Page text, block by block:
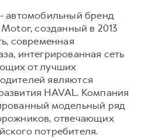
автомобильный бренд
созданный в 2013
современная
интегрированная сеть
от лучших
являются
HAVAL. Компания
модельный ряд
отвечающих
потребителя.